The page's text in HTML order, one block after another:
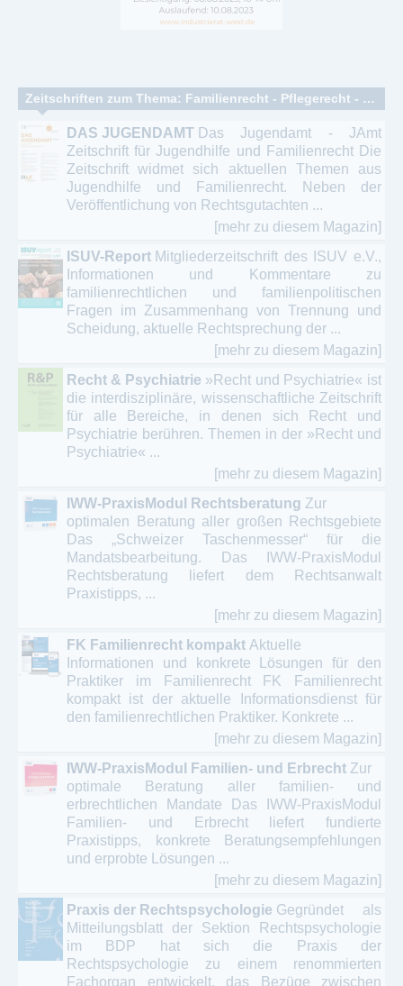
Zeitschriften zum Thema: Familienrecht - Pflegerecht - Eherecht - Scheidung - Sorgerecht
DAS JUGENDAMT Das Jugendamt - JAmt
Zeitschrift für Jugendhilfe und Familienrecht Die
Zeitschrift widmet sich aktuellen Themen aus
Jugendhilfe und Familienrecht. Neben der
Veröffentlichung von Rechtsgutachten ...
[mehr zu diesem Magazin]
ISUV-Report Mitgliederzeitschrift des ISUV e.V.,
Informationen und Kommentare zu
familienrechtlichen und familienpolitischen
Fragen im Zusammenhang von Trennung und
Scheidung, aktuelle Rechtsprechung der ...
[mehr zu diesem Magazin]
Recht & Psychiatrie »Recht und Psychiatrie« ist
die interdisziplinäre, wissenschaftliche Zeitschrift
für alle Bereiche, in denen sich Recht und
Psychiatrie berühren. Themen in der »Recht und
Psychiatrie« ...
[mehr zu diesem Magazin]
IWW-PraxisModul Rechtsberatung Zur
optimalen Beratung aller großen Rechtsgebiete
Das „Schweizer Taschenmesser“ für die
Mandatsbearbeitung. Das IWW-PraxisModul
Rechtsberatung liefert dem Rechtsanwalt
Praxistipps, ...
[mehr zu diesem Magazin]
FK Familienrecht kompakt Aktuelle
Informationen und konkrete Lösungen für den
Praktiker im Familienrecht FK Familienrecht
kompakt ist der aktuelle Informationsdienst für
den familienrechtlichen Praktiker. Konkrete ...
[mehr zu diesem Magazin]
IWW-PraxisModul Familien- und Erbrecht Zur
optimale Beratung aller familien- und
erbrechtlichen Mandate Das IWW-PraxisModul
Familien- und Erbrecht liefert fundierte
Praxistipps, konkrete Beratungsempfehlungen
und erprobte Lösungen ...
[mehr zu diesem Magazin]
Praxis der Rechtspsychologie Gegründet als
Mitteilungsblatt der Sektion Rechtspsychologie
im BDP hat sich die Praxis der
Rechtspsychologie zu einem renommierten
Fachorgan entwickelt, das Bezüge zwischen